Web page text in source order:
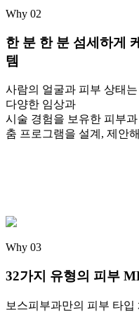
Why 02
한 분 한 분 섬세하게
템
사람의 얼굴과 피부 상태
다양한 임상과
시술 경험을 보유한 피부
춤 프로그램을 설계, 제안
Why 03
32가지 유형의 피부
보스피부과만의 피부 타